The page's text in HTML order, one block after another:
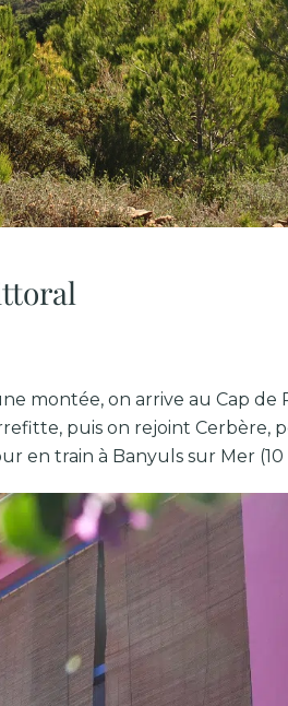
montée, on arrive au Cap de
puis on rejoint Cerbère,
en train à Banyuls sur Mer (10